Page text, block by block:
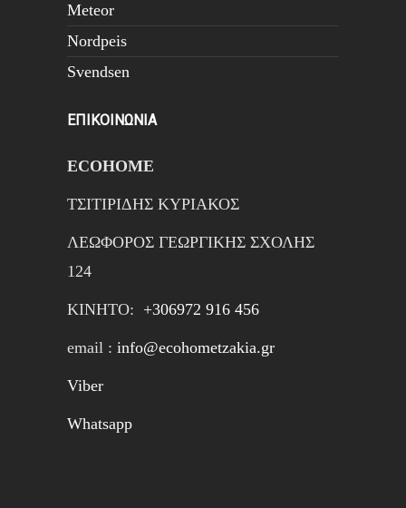
Meteor
Nordpeis
Svendsen
ΕΠΙΚΟΙΝΩΝΙΑ
ECOHOME
ΤΣΙΤΙΡΙΔΗΣ ΚΥΡΙΑΚΟΣ
ΛΕΩΦΟΡΟΣ ΓΕΩΡΓΙΚΗΣ ΣΧΟΛΗΣ
124
ΚΙΝΗTΟ: +306972 916 456
email : info@ecohometzakia.gr
Viber
Whatsapp